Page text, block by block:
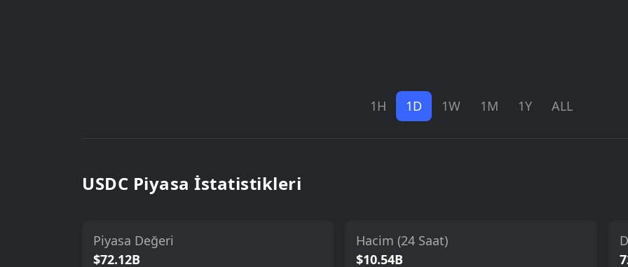
1H 1D 1W 1M 1Y ALL
USDC Piyasa İstatistikleri
Piyasa Değeri
$72.12B
Hacim (24 Saat)
$10.54B